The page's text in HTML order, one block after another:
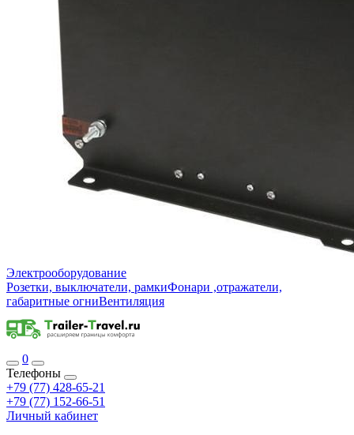
Электрооборудование
Розетки, выключатели, рамкиФонари ,отражатели,
габаритные огниВентиляция
0
Телефоны
+79 (77) 428-65-21
+79 (77) 152-66-51
Личный кабинет